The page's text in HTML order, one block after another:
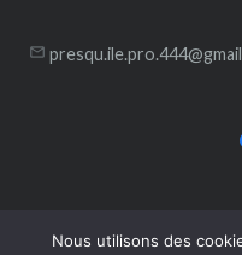
mail_outline
Participer à une
Nous utilisons des